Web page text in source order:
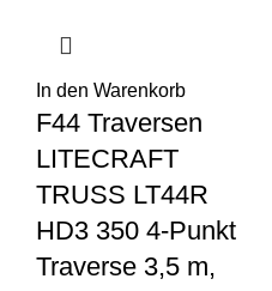
In den Warenkorb
F44 Traversen
LITECRAFT
TRUSS LT44R
HD3 350 4-Punkt
Traverse 3,5 m,